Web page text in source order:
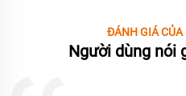
ĐÁNH GIÁ CỦA
Người dùng nói